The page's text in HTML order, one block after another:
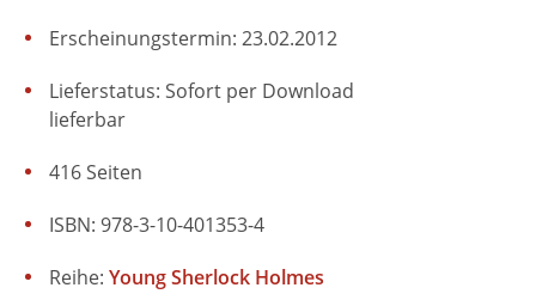
Erscheinungstermin: 23.02.2012
Lieferstatus: Sofort per Download
lieferbar
ISBN: 978-3-10-401353-4
416 Seiten
Reihe: Young Sherlock Holmes